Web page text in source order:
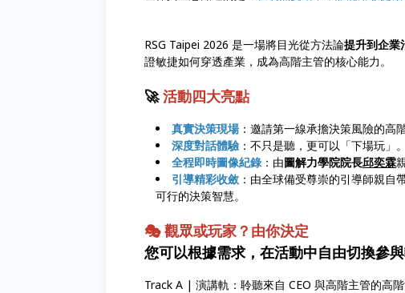
RSG Taipei 2026 是一場將目光從方法論提升到企業
證敏捷如何穿透產業，成為高階主管的核心能力。
🚀活動四大亮點
真實決策現場：邀請第一線承擔決策風險的高
深度對話體驗 ：不只是聽，更可以「下場玩」
全程即時圖像紀錄 ：由圖解力學院院長邱奕霖
引導精彩收斂 ：由全球備受尊崇的引導師親
可行的決策智慧。
🎭 觀眾或玩家？由你決定
您可以根據需求，在活動中自由切換參與
Track A | 演講軌：聆聽來自 CEO 與高階主管的高